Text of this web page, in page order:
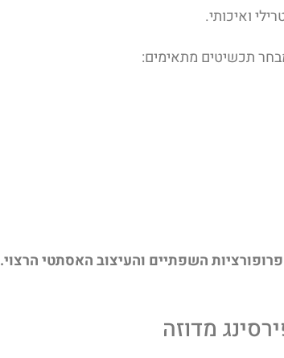
ואיכותי.
השפתיים והעיצוב האסתטי הרצוי.
מדוזה